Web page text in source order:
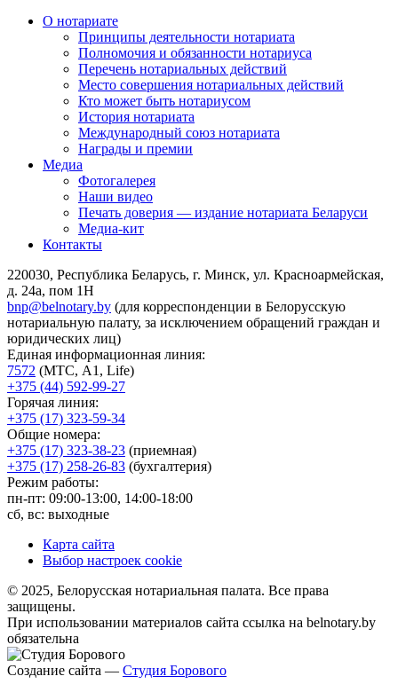
О нотариате
Принципы деятельности нотариата
Полномочия и обязанности нотариуса
Перечень нотариальных действий
Место совершения нотариальных действий
Кто может быть нотариусом
История нотариата
Международный союз нотариата
Награды и премии
Медиа
Фотогалерея
Наши видео
Печать доверия — издание нотариата Беларуси
Медиа-кит
Контакты
220030, Республика Беларусь, г. Минск, ул. Красноармейская,
д. 24а, пом 1Н
bnp@belnotary.by (для корреспонденции в Белорусскую
нотариальную палату, за исключением обращений граждан и
юридических лиц)
Единая информационная линия:
7572 (МТС, A1, Life)
+375 (44) 592-99-27
Горячая линия:
+375 (17) 323-59-34
Общие номера:
+375 (17) 323-38-23 (приемная)
+375 (17) 258-26-83 (бухгалтерия)
Режим работы:
пн-пт: 09:00-13:00, 14:00-18:00
сб, вс: выходные
Карта сайта
Выбор настроек cookie
© 2025, Белорусская нотариальная палата. Все права
защищены.
При использовании материалов сайта ссылка на belnotary.by
обязательна
Создание сайта — Студия Борового